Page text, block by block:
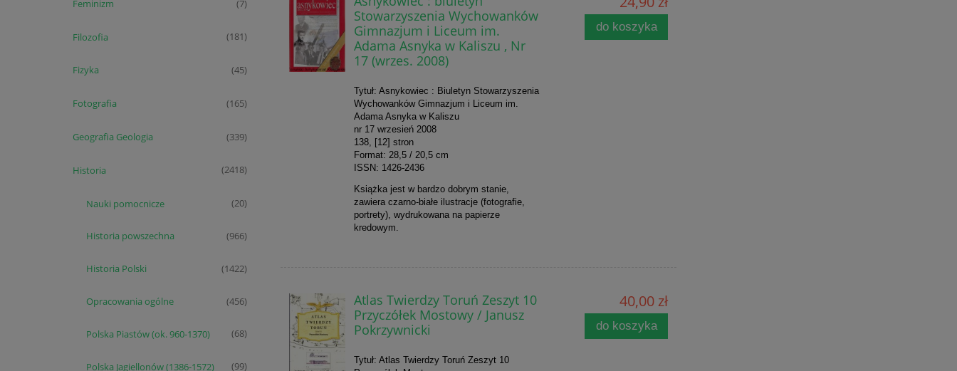
Feminizm (7)
Filozofia (181)
Fizyka (45)
Fotografia (165)
Geografia Geologia (339)
Historia (2418)
Nauki pomocnicze (20)
Historia powszechna (966)
Historia Polski (1422)
Opracowania ogólne (456)
Polska Piastów (ok. 960-1370) (68)
Polska Jagiellonów (1386-1572) (99)
Stowarzyszenia Wychowanków
Gimnazjum i Liceum im.
Adama Asnyka w Kaliszu , Nr
17 (wrzes. 2008)
Tytuł: Asnykowiec : Biuletyn Stowarzyszenia
Wychowanków Gimnazjum i Liceum im.
Adama Asnyka w Kaliszu
nr 17 wrzesień 2008
138, [12] stron
Format: 28,5 / 20,5 cm
ISSN: 1426-2436
Książka jest w bardzo dobrym stanie,
zawiera czarno-białe ilustracje (fotografie,
portrety), wydrukowana na papierze
kredowym.
do koszyka
Atlas Twierdzy Toruń Zeszyt 10
Przyczółek Mostowy / Janusz
Pokrzywnicki
Tytuł: Atlas Twierdzy Toruń Zeszyt 10
40,00 zł
do koszyka